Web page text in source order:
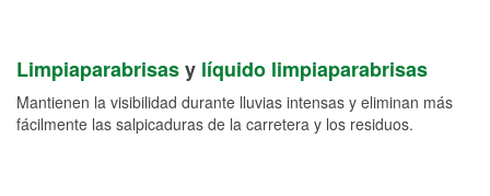
Limpiaparabrisasy líquido limpiaparabrisas
Mantienen la visibilidad durante lluvias intensas y eliminan más
fácilmente las salpicaduras de la carretera y los residuos.